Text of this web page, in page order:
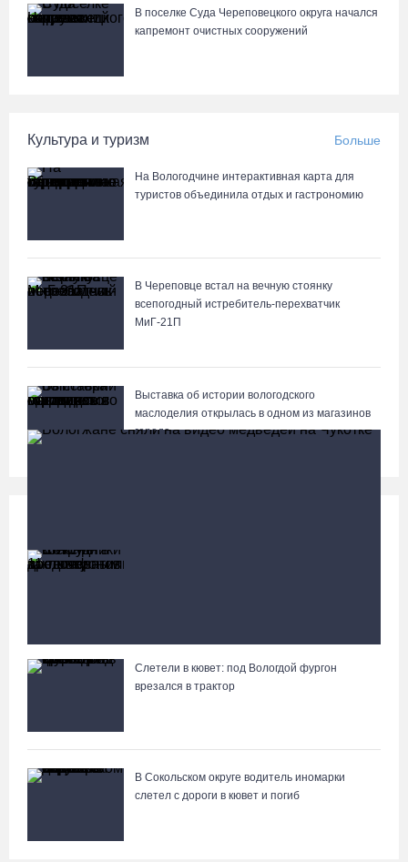
Вологжане сняли на видео медведей на Чукотке
В поселке Суда Череповецкого округа начался
капремонт очистных сооружений
Культура и туризм Больше
На Вологодчине интерактивная карта для
туристов объединила отдых и гастрономию
В Череповце встал на вечную стоянку
всепогодный истребитель-перехватчик
МиГ‑21П
Выставка об истории вологодского
маслоделия открылась в одном из магазинов
города
Слетели в кювет: под Вологдой фургон
врезался в трактор
В Сокольском округе водитель иномарки
слетел с дороги в кювет и погиб